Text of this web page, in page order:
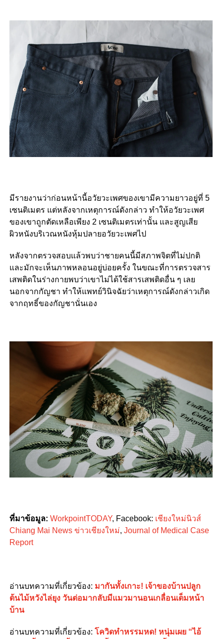
มีรายงานว่าก่อนหน้านี้อวัยวะเพศของเขามีความยาวอยู่ที่ 5
เซนติเมตร แต่หลังจากเหตุการณ์ดังกล่าว ทำให้อวัยวะเพศ
ของเขาถูกตัดเหลือเพียง 2 เซนติเมตรเท่านั้น และสูญเสีย
ผิวหนังบริเวณหนังหุ้มปลายอวัยวะเพศไป
หลังจากตรวจสอบแล้วพบว่าชายคนนี้มีสภาพจิตที่ไม่ปกติ
และมักจะเห็นภาพหลอนอยู่บ่อยครั้ง ในขณะที่การตรวจสาร
เสพติดในร่างกายพบว่าเขาไม่ได้ใช้สารเสพติดอื่น ๆ เลย
นอกจากกัญชา ทำให้แพทย์วินิจฉัยว่าเหตุการณ์ดังกล่าวเกิด
จากฤทธิ์ของกัญชานั่นเอง
ที่มาข้อมูล: WorkpointTODAY, Facebook: เชียงใหม่นิวส์
Chiang Mai News ข่าวเชียงใหม่, Journal of Medical Case
Report
อ่านบทความที่เกี่ยวข้อง: มากันทั้งเกาะ! เจ้าของบ้านปลูก
ต้นไม้หวังไล่ยุง วันต่อมากลับมีแมวมานอนเกลื่อนเต็มหน้า
บ้าน
อ่านบทความที่เกี่ยวข้อง: โควิดทำหรรมหด! หนุ่มเผย “ไอ้